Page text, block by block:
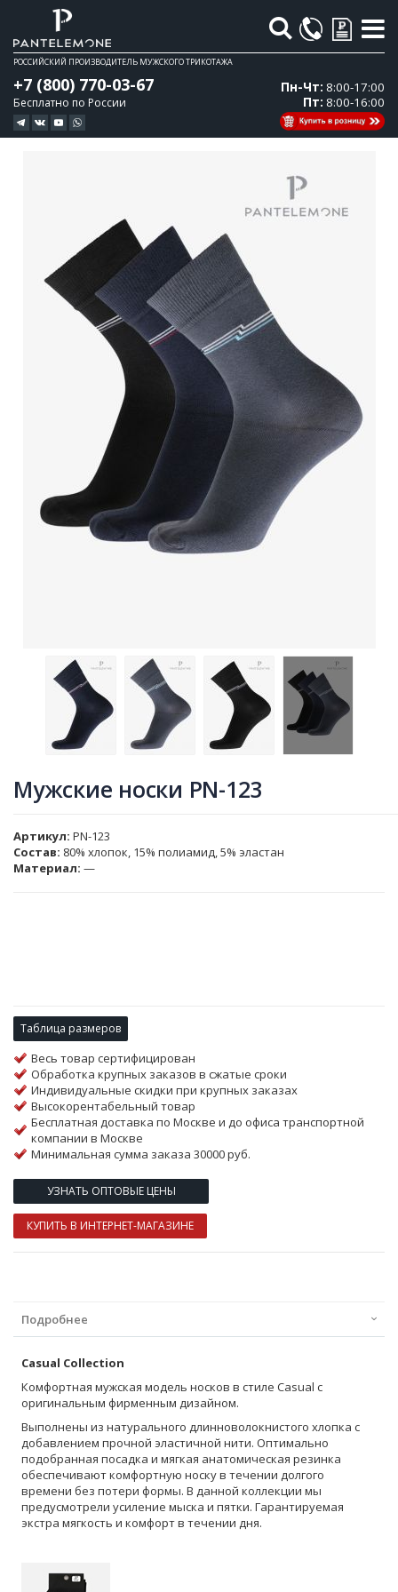
Поиск
РОССИЙСКИЙ ПРОИЗВОДИТЕЛЬ МУЖСКОГО ТРИКОТАЖА
+7 (800) 770-03-67
Бесплатно по России
Пн-Чт: 8:00-17:00
Пт: 8:00-16:00
Мужские носки PN-123
Артикул PN-123
Состав: 80% хлопок, 15% полиамид, 5% эластан
Материал: —
Таблица размеров
Весь товар сертифицирован
Обработка крупных заказов в сжатые сроки
Индивидуальные скидки при крупных заказах
Высокорентабельный товар
Бесплатная доставка по Москве и до офиса транспортной
компании в Москве
Минимальная сумма заказа 30000 руб.
УЗНАТЬ ОПТОВЫЕ ЦЕНЫ
КУПИТЬ В ИНТЕРНЕТ-МАГАЗИНЕ
Подробнее
Casual Collection
Комфортная мужская модель носков в стиле Casual с
оригинальным фирменным дизайном.
Выполнены из натурального длинноволокнистого хлопка с
добавлением прочной эластичной нити. Оптимально
подобранная посадка и мягкая анатомическая резинка
обеспечивают комфортную носку в течении долгого
времени без потери формы. В данной коллекции мы
предусмотрели усиление мыска и пятки. Гарантируемая
экстра мягкость и комфорт в течении дня.